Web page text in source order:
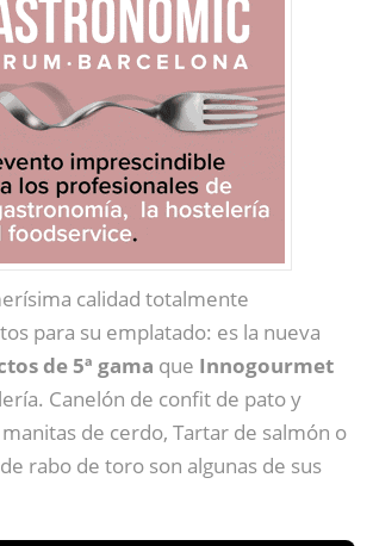
calidad totalmente
para su emplatado: es la nueva
de 5ª gama que Innogourmet
Canelón de confit de pato y
de cerdo, Tartar de salmón o
rabo de toro son algunas de sus